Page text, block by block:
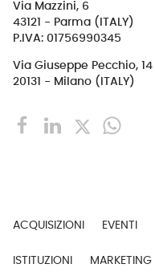
Via Mazzini, 6
43121 - Parma (ITALY)
P.IVA: 01756990345
Via Giuseppe Pecchio, 14
20131 - Milano (ITALY)
ACQUISIZIONI EVENTI
ISTITUZIONI MARKETING